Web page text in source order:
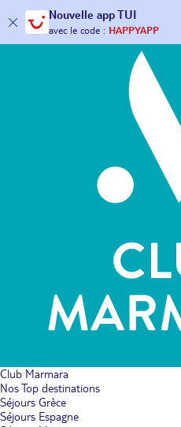
Nouvelle app TUI
30€ offerts*sur votrevoyage !
avec le code :HAPPYAPP
Hôtels & Clubs
Club Marmara
Nos Top destinations
Séjours Grèce
Séjours Espagne